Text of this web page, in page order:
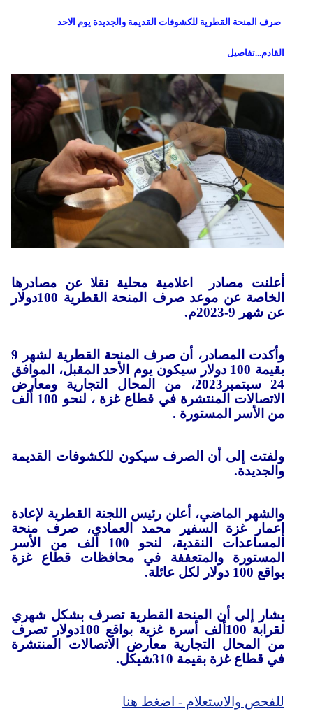
صرف المنحة القطرية للكشوفات القديمة والجديدة يوم الاحد
القادم...تفاصيل
أعلنت مصادر اعلامية محلية نقلا عن مصادرها
الخاصة عن موعد صرف المنحة القطرية 100دولار
عن شهر 9-2023م.
وأكدت المصادر، أن صرف المنحة القطرية لشهر 9
بقيمة 100 دولار سيكون يوم الأحد المقبل، الموافق
24 سبتمبر2023، من المحال التجارية ومعارض
الاتصالات المنتشرة في قطاع غزة ، لنحو 100 ألف
من الأسر المستورة .
ولفتت إلى أن الصرف سيكون للكشوفات القديمة
والجديدة.
والشهر الماضي، أعلن رئيس اللجنة القطرية لإعادة
إعمار غزة السفير محمد العمادي، صرف منحة
المساعدات النقدية، لنحو 100 ألف من الأسر
المستورة والمتعففة في محافظات قطاع غزة
بواقع 100 دولار لكل عائلة.
يشار إلى أن المنحة القطرية تصرف بشكل شهري
لقرابة 100ألف أسرة غزية بواقع 100دولار تصرف
من المحال التجارية معارض الاتصالات المنتشرة
في قطاع غزة بقيمة 310شيكل.
للفحص والاستعلام - اضغط هنا